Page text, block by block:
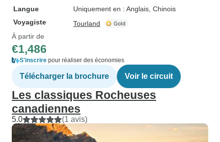
Langue
Uniquement en : Anglais, Chinois
Voyagiste
Tourland
À partir de
€1,486
S'inscrire pour réaliser des économies
Télécharger la brochure Voir le circuit
Les classiques Rocheuses
canadiennes
5.0 (1 avis)